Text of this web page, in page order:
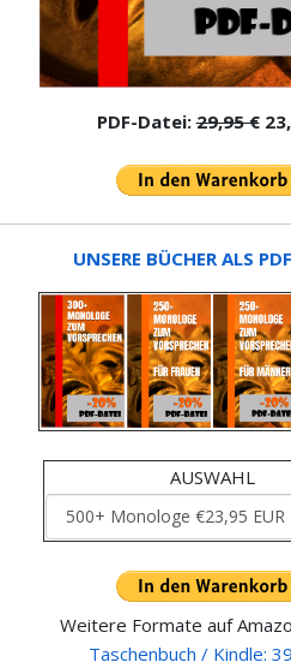
PDF-Datei:29,95 €
UNSERE BÜCHER ALS
AUSWAHL
Weitere Formate auf
Taschenbuch / Kindle: